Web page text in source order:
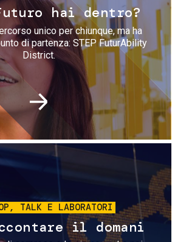
hai dentro?
unico per chiunque, ma ha
di partenza: STEP FuturAbility
District.
Immagine
TALK E LABORATORI
il domani